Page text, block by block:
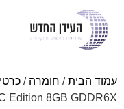
עמוד הבית/ חומרה /
Edition 8GB GDDR6X